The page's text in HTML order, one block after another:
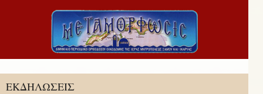
ΕΚΔΗΛΩΣΕΙΣ